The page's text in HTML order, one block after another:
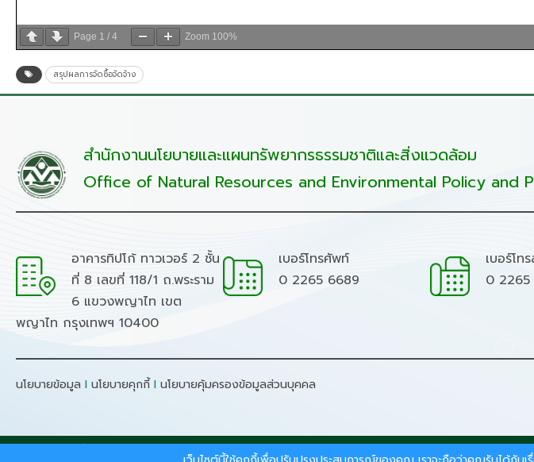
Page 1 / 4 Zoom 100%
สรุปผลการจัดซื้อจัดจ้าง
สำนักงานนโยบายและแผนทรัพยากรธรรมชาติและสิ่งแวดล้อม
Office of Natural Resources and Environmental Policy and
อาคารทิปโก้ ทาวเวอร์ 2 ชั้น
ที่ 8 เลขที่ 118/1 ถ.พระราม
6 แขวงพญาไท เขต
พญาไท กรุงเทพฯ 10400
เบอร์โทรศัพท์
0 2265 6689
เบอร์โท
0 2265
นโยบายข้อมูล I นโยบายคุกกี้ I นโยบายคุ้มครองข้อมูลส่วนบุคคล
สงวนลิขสิทธิ์ © 2026 - สำนักงานนโยบายและแผนทรัพยากรธรรมชาติและสิ่งแวดล้อม.